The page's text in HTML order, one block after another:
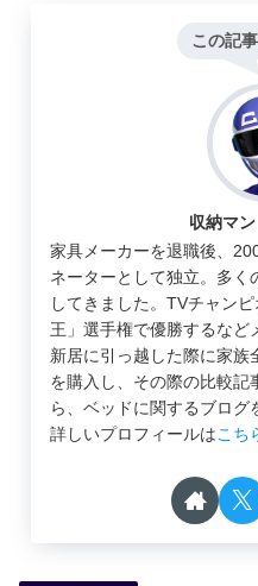
この記
収納マン
家具メーカーを退職後、
ネーターとして独立。多く
してきました。TVチャン
王」選手権で優勝するなど
新居に引っ越した際に家族
を購入し、その際の比較記
ら、ベッドに関するブログ
詳しいプロフィールはこち